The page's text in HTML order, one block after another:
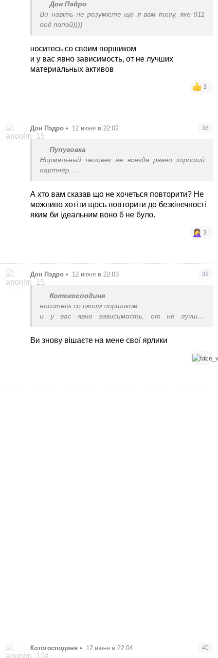
Дон Пэдро
Ви навіть не розумієте що я вам пишу, яке 911
под попой))))
носитесь со своим поршиком
и у вас явно зависимость, от не лучших
материальных активов
3
Дон Пэдро • 12 июня в 22:02 38
Пупуговка
Нормальный человек не всегда равно хороший
партнёр.
Если значения не имеет, значит хорошего секса
там никогда и не было.
А хто вам сказав що не хочеться повторити? Не
можливо хотіти щось повторити до безкінечності
яким би ідеальним воно б не було.
3
Дон Пэдро • 12 июня в 22:03 39
Котогосподиня
носитесь со своим поршиком
и у вас явно зависимость, от не лучших
Ви знову вішаєте на мене свої ярлики
1
Котогосподиня • 12 июня в 22:04 40